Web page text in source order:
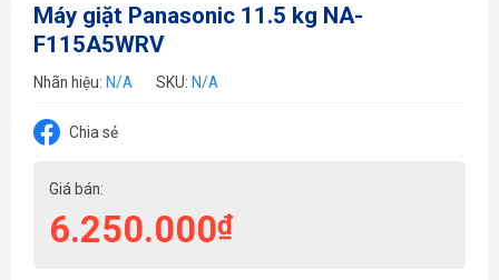
Máy giặt Panasonic 11.5 kg NA-
F115A5WRV
Nhãn hiệu: N/A SKU: N/A
Chia sẻ
Giá bán:
6.250.000₫